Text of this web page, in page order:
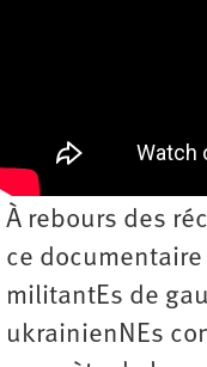
À rebours des
ce
militantEs de
ukrainienNEs